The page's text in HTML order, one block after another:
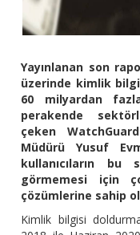
Yayınlanan son
üzerinde kimlik
60 milyardan
perakende
çeken
Müdürü Yusuf
kullanıcıların bu
görmemesi için
çözümlerine sahip
Kimlik bilgisi